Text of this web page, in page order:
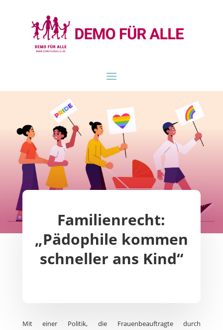
Familienrecht:
„Pädophile kommen
schneller ans Kind“
Mit einer Politik, die Frauenbeauftragte durch